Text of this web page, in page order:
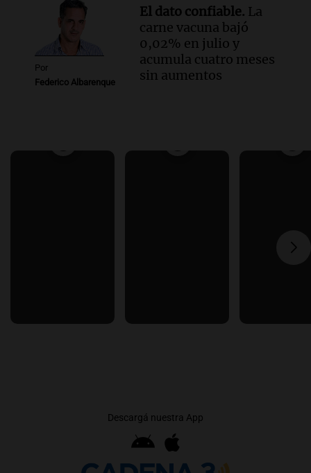
Por
Federico Albarenque
El dato confiable. La
carne vacuna bajó
0,02% en julio y
acumula cuatro meses
sin aumentos
Descargá nuestra App